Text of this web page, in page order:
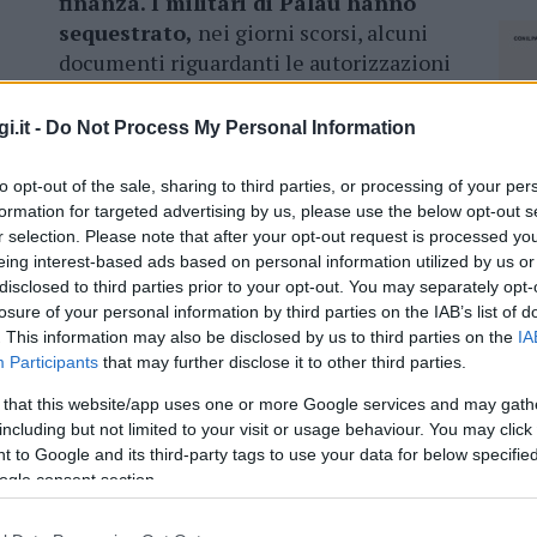
- Do Not Process My Personal Information
opt-out of the sale, sharing to third parties, or processing of your
for targeted advertising by us, please use the below opt-out
selection. Please note that after your opt-out request is processed
interest-based ads based on personal information utilized by us
to third parties prior to your opt-out. You may separately
of your personal information by third parties on the IAB’s list of
This information may also be disclosed by us to third parties on the
Participants that may further disclose it to other third parties.
that this website/app uses one or more Google services and may
but not limited to your visit or usage behaviour. You may
to Google and its third-party tags to use your data for below
consent section.
sequestrato, nei giorni scorsi, alcuni
documenti riguardanti le autorizzazioni
concesse sulle spiagge del territorio, sia
le nuove che quelle prolungate.
dellaGuardia di finanza sarebbero
arrivare in Procura.Al momento, non
trattarebbe di normali controlli per verificare
cliccandoqui